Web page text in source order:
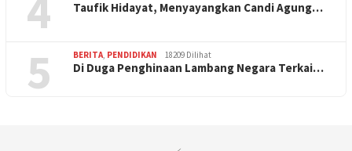
Taufik Hidayat, Menyayangkan Candi Agung…
5 BERITA, PENDIDIKAN 18209 Dilihat
Di Duga Penghinaan Lambang Negara Terkai…